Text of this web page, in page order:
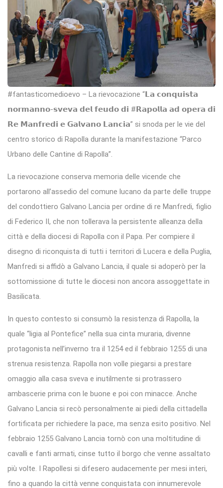
#fantasticomedioevo – La rievocazione “𝗟𝗮 𝗰𝗼𝗻𝗾𝘂𝗶𝘀𝘁𝗮
𝗻𝗼𝗿𝗺𝗮𝗻𝗻𝗼-𝘀𝘃𝗲𝘃𝗮 𝗱𝗲𝗹 𝗳𝗲𝘂𝗱𝗼 𝗱𝗶 #𝗥𝗮𝗽𝗼𝗹𝗹𝗮 𝗮𝗱 𝗼𝗽𝗲𝗿𝗮 𝗱𝗶
𝗥𝗲 𝗠𝗮𝗻𝗳𝗿𝗲𝗱𝗶 𝗲 𝗚𝗮𝗹𝘃𝗮𝗻𝗼 𝗟𝗮𝗻𝗰𝗶𝗮” si snoda per le vie del
centro storico di Rapolla durante la manifestazione “Parco
Urbano delle Cantine di Rapolla”.
La rievocazione conserva memoria delle vicende che
portarono all’assedio del comune lucano da parte delle truppe
del condottiero Galvano Lancia per ordine di re Manfredi, figlio
di Federico II, che non tollerava la persistente alleanza della
città e della diocesi di Rapolla con il Papa. Per compiere il
disegno di riconquista di tutti i territori di Lucera e della Puglia,
Manfredi si affidò a Galvano Lancia, il quale si adoperò per la
sottomissione di tutte le diocesi non ancora assoggettate in
Basilicata.
In questo contesto si consumò la resistenza di Rapolla, la
quale “ligia al Pontefice” nella sua cinta muraria, divenne
protagonista nell’inverno tra il 1254 ed il febbraio 1255 di una
strenua resistenza. Rapolla non volle piegarsi a prestare
omaggio alla casa sveva e inutilmente si protrassero
ambascerie prima con le buone e poi con minacce. Anche
Galvano Lancia si recò personalmente ai piedi della cittadella
fortificata per richiedere la pace, ma senza esito positivo. Nel
febbraio 1255 Galvano Lancia tornò con una moltitudine di
cavalli e fanti armati, cinse tutto il borgo che venne assaltato
più volte. I Rapollesi si difesero audacemente per mesi interi,
fino a quando la città venne conquistata con innumerevole